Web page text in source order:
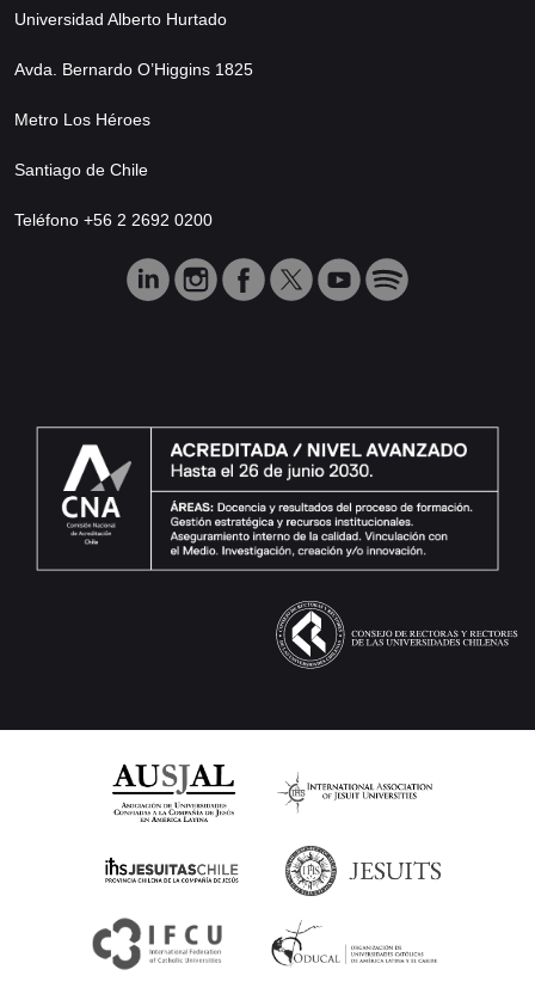
Universidad Alberto Hurtado
Avda. Bernardo O’Higgins 1825
Metro Los Héroes
Santiago de Chile
Teléfono +56 2 2692 0200